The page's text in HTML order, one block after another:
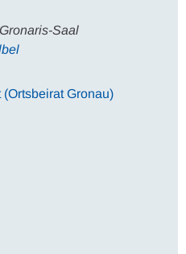
Saal
Gronau)